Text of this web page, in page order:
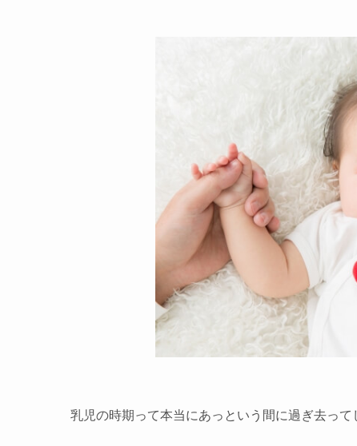
乳児の時期って本当にあっという間に過ぎ去って